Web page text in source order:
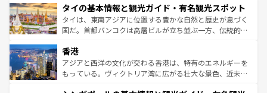
わってみてほしい。 なお、新着の韓国情報はコンテンツ一
覧 を参照してほしい。
急速な発展と共に伝統が息づく。ハノイの古い町並みやホ
ーチミン市のフランス統治時代の建物も、独特の雰囲気を
醸し出している。また、バラエティの豊かさとおいしさで
とつ。フォーやバインミー、ベトナムコーヒーなどは、ぜ
ひ現地で味わいたい。どの地域を訪れてもあたたかい人々
が旅行者を迎えてくれるので、きっと忘れられない旅にな
タイの基本情報と観光ガイド・有名観光スポット
タイは、東南アジアに位置する豊かな自然と歴史が息づく
国だ。首都バンコクは高層ビルが立ち並ぶ一方、伝統的な
の活気が交差している。北部ではチェンマイなどの山岳地
帯で自然と触れ合い、南部ではプーケットやクラビの美し
いビーチでリゾート気分を楽しむことができる。タイ料理
香港
アジアと西洋の文化が交わる香港は、特有のエネルギーを
もっている。ヴィクトリア湾に広がる壮大な景色、近未来